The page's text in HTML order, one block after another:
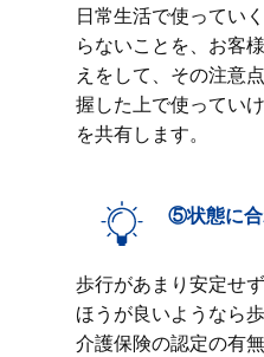
日常生活で使ってい
らないことを、お客
えをして、その注意
握した上で使ってい
を共有します。
⑤状態に
歩行があまり安定せ
ほうが良いようなら
介護保険の認定の有